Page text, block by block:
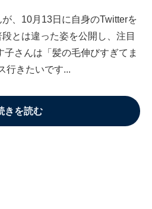
、10月13日に自身のTwitterを
とは違った姿を公開し、注目
子さんは「髪の毛伸びすぎてま
きたいです...
きを読む